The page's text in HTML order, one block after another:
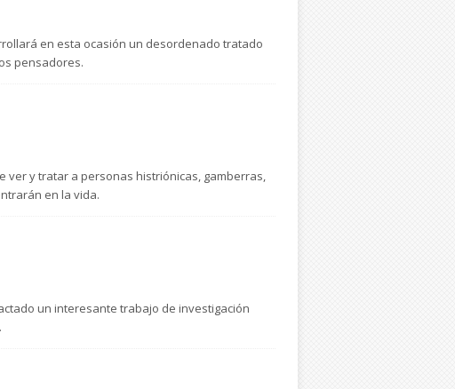
en esta ocasión un desordenado tratado
pensadores.
y tratar a personas histriónicas, gamberras,
en la vida.
un interesante trabajo de investigación